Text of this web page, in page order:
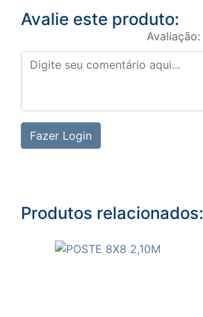
Avalie este produto:
Avaliação:
Fazer Login
Produtos relacionados: